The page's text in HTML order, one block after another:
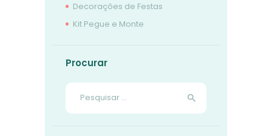
Decorações de Festas
Kit Pegue e Monte
Procurar
Pesquisar
por: